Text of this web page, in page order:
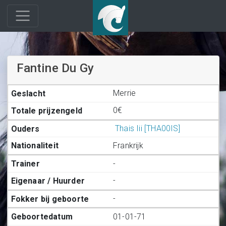
Fantine Du Gy
Merrie
0€
Thais Iii [THA00IS]
Frankrijk
-
-
-
01-01-71